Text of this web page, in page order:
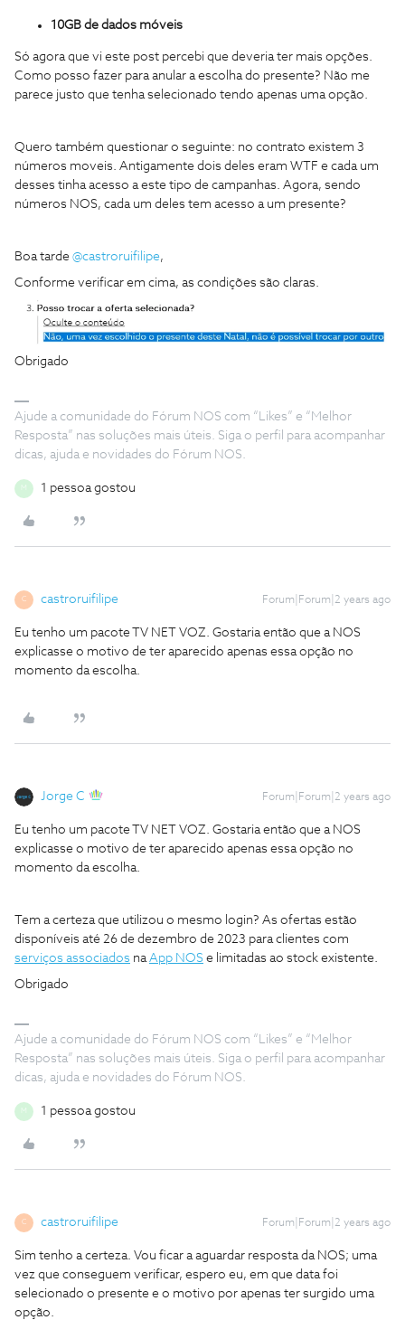
10GB de dados móveis
Só agora que vi este post percebi que deveria ter mais opções.
Como posso fazer para anular a escolha do presente? Não me
parece justo que tenha selecionado tendo apenas uma opção.
Quero também questionar o seguinte: no contrato existem 3
números moveis. Antigamente dois deles eram WTF e cada um
desses tinha acesso a este tipo de campanhas. Agora, sendo
números NOS, cada um deles tem acesso a um presente?
Boa tarde @castroruifilipe,
Conforme verificar em cima, as condições são claras.
Obrigado
Ajude a comunidade do Fórum NOS com “Likes” e “Melhor
Resposta” nas soluções mais úteis. Siga o perfil para acompanhar
dicas, ajuda e novidades do Fórum NOS.
M 1 pessoa gostou
C castroruifilipe Forum|Forum|2 years ago
Eu tenho um pacote TV NET VOZ. Gostaria então que a NOS
explicasse o motivo de ter aparecido apenas essa opção no
momento da escolha.
Jorge C Forum|Forum|2 years ago
Eu tenho um pacote TV NET VOZ. Gostaria então que a NOS
explicasse o motivo de ter aparecido apenas essa opção no
momento da escolha.
Tem a certeza que utilizou o mesmo login? As ofertas estão
disponíveis até 26 de dezembro de 2023 para clientes com
serviços associados naApp NOS e limitadas ao stock existente.
Obrigado
Ajude a comunidade do Fórum NOS com “Likes” e “Melhor
Resposta” nas soluções mais úteis. Siga o perfil para acompanhar
dicas, ajuda e novidades do Fórum NOS.
M 1 pessoa gostou
C castroruifilipe Forum|Forum|2 years ago
Sim tenho a certeza. Vou ficar a aguardar resposta da NOS; uma
vez que conseguem verificar, espero eu, em que data foi
selecionado o presente e o motivo por apenas ter surgido uma
opção.